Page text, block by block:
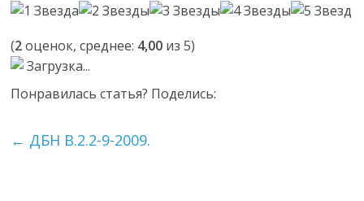
(2оценок, среднее: 4,00 из 5)
Загрузка...
Понравилась статья? Поделись:
← ДБН В.2.2-9-2009.